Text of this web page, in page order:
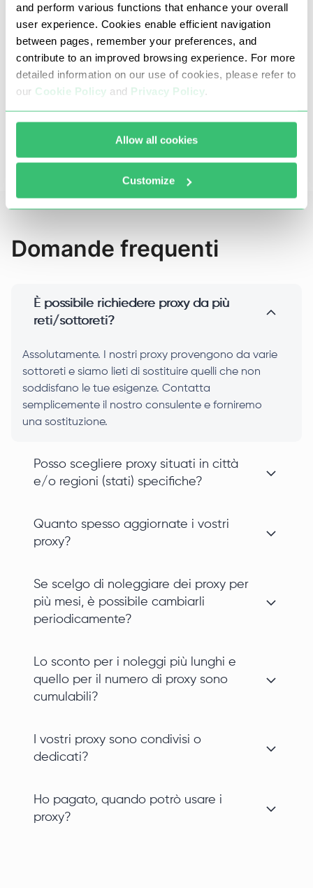
and perform various functions that enhance your overall
user experience. Cookies enable efficient navigation
between pages, remember your preferences, and
contribute to an improved browsing experience. For more
detailed information on our use of cookies, please refer to
our Cookie Policy and Privacy Policy.
Allow all cookies
Customize
I nostri proxy dell'Inghilterra vietano attacchi
DDoS e brute force, il carding e qualsiasi altra
connessioni stabili, garantendo un flusso di
dati senza interruzioni.
Domande frequenti
È possibile richiedere proxy da più
reti/sottoreti?
Assolutamente. I nostri proxy provengono da varie
sottoreti e siamo lieti di sostituire quelli che non
soddisfano le tue esigenze. Contatta
semplicemente il nostro consulente e forniremo
una sostituzione.
Posso scegliere proxy situati in città
e/o regioni (stati) specifiche?
Quanto spesso aggiornate i vostri
proxy?
Se scelgo di noleggiare dei proxy per
più mesi, è possibile cambiarli
periodicamente?
Lo sconto per i noleggi più lunghi e
quello per il numero di proxy sono
cumulabili?
I vostri proxy sono condivisi o
dedicati?
Ho pagato, quando potrò usare i
proxy?